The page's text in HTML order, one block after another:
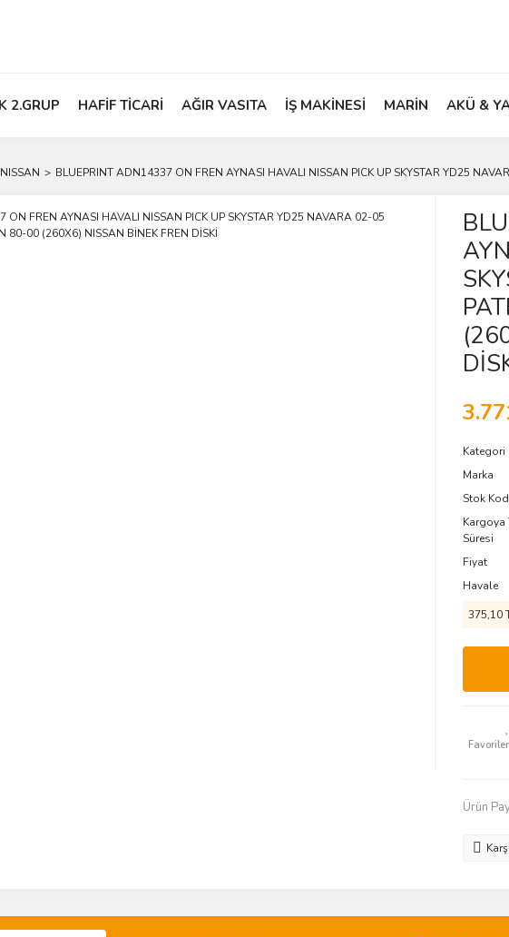
2.GRUP HAFİF TİCARİ AĞIR VASITA İŞ MAKİNESİ MARİN AKÜ &
NISSAN BLUEPRINT ADN14337 ON FREN AYNASI HAVALI NISSAN PICK UP SKYSTAR YD25
Kategori
Marka
Stok
Kargoya
Süresi
Fiyat
Havale
375,10
Ürün